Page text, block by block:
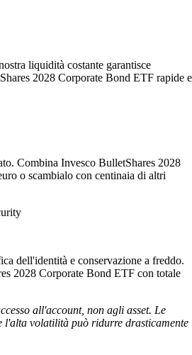
liquidità costante garantisce
2028 Corporate Bond ETF rapide e
Combina Invesco BulletShares 2028
o scambialo con centinaia di altri
dell'identità e conservazione a freddo.
2028 Corporate Bond ETF con totale
all'account, non agli asset. Le
l'alta volatilità può ridurre drasticamente